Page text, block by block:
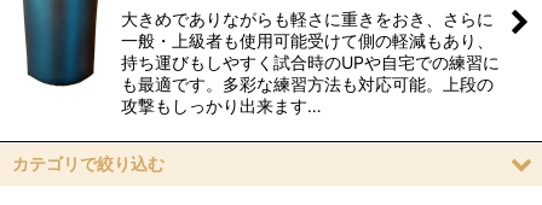
大きめでありながらも軽さに重きをおき、さらに
一般・上級者も使用可能受けて側の軽減もあり、
持ち運びもしやすく試合時のUPや自宅での練習に
も最適です。多彩な練習方法も対応可能。上段の
攻撃もしっかり出来ます…
カテゴリで絞り込む